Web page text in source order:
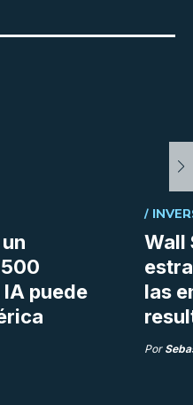
puede
Wall
las
/
Por